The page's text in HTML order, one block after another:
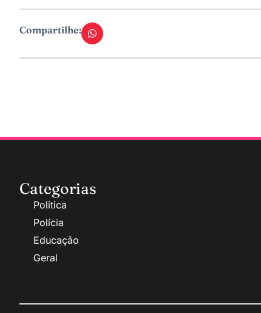
Compartilhe:
Categorias
Politica
Polícia
Educação
Geral